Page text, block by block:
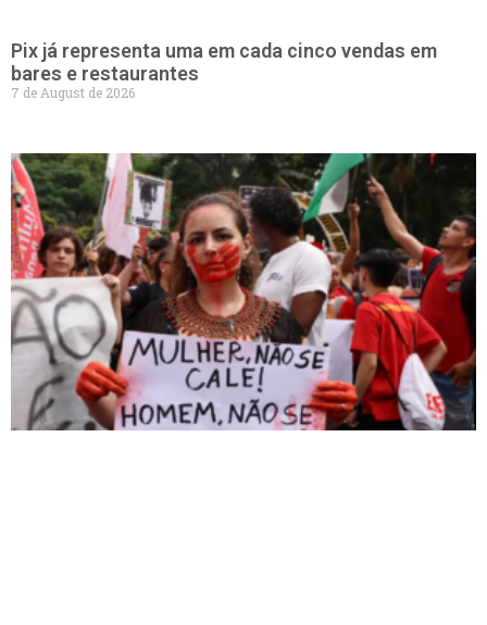
Pix já representa uma em cada cinco vendas em
bares e restaurantes
7 de August de 2026